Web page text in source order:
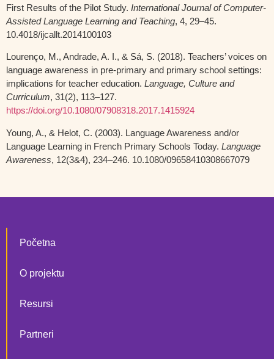
First Results of the Pilot Study. International Journal of Computer-
Assisted Language Learning and Teaching, 4, 29–45.
10.4018/ijcallt.2014100103
Lourenço, M., Andrade, A. I., & Sá, S. (2018). Teachers’ voices on
language awareness in pre-primary and primary school settings:
implications for teacher education. Language, Culture and
Curriculum, 31(2), 113–127.
https://doi.org/10.1080/07908318.2017.1415924
Young, A., & Helot, C. (2003). Language Awareness and/or
Language Learning in French Primary Schools Today. Language
Awareness, 12(3&4), 234–246. 10.1080/09658410308667079
Početna
O projektu
Resursi
Partneri